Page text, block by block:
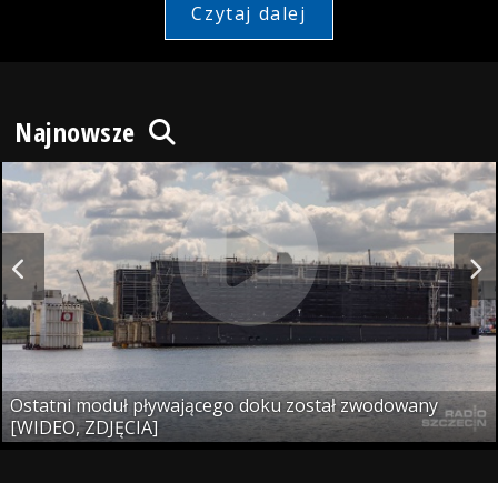
Czytaj dalej
Najnowsze
Ostatni moduł pływającego doku został zwodowany
[WIDEO, ZDJĘCIA]